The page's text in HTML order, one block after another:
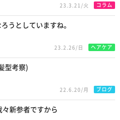
23.3.21/火 コラム
うとしていますね。
23.2.26/日 ヘアケア
型考察)
22.6.20/月 ブログ
新参者ですから